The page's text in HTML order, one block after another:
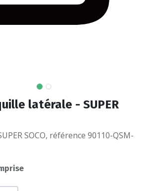
latérale - SUPER
SOCO, référence 90110-QSM-